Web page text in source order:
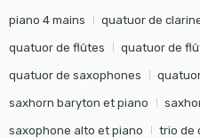
piano 4 mains quatuor de
quatuor de flûtes quatuor de
quatuor de saxophones
saxhorn baryton et piano
saxophone alto et piano trio de